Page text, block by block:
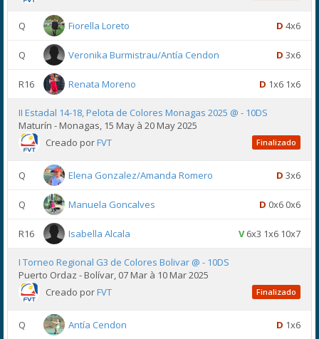
Q Fiorella Loreto D 4x6
Q Veronika Burmistrau/Antía Cendon D 3x6
R16 Renata Moreno D 1x6 1x6
II Estadal 14-18, Pelota de Colores Monagas 2025 @ - 10DS
Maturín - Monagas, 15 May à 20 May 2025
Creado porFVT Finalizado
Q Elena Gonzalez/Amanda Romero D 3x6
Q Manuela Goncalves D 0x6 0x6
R16 Isabella Alcala V6x3 1x6 10x7
I Torneo Regional G3 de Colores Bolivar @ - 10DS
Puerto Ordaz - Bolívar, 07 Mar à 10 Mar 2025
Creado porFVT Finalizado
Q Antía Cendon D 1x6